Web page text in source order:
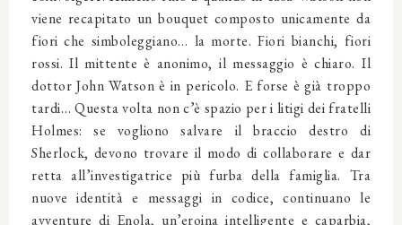
viene recapitato un bouquet composto unicamente da
fiori che simboleggiano… la morte. Fiori bianchi, fiori
rossi. Il mittente è anonimo, il messaggio è chiaro. Il
dottor John Watson è in pericolo. E forse è già troppo
tardi… Questa volta non c’è spazio per i litigi dei fratelli
Holmes: se vogliono salvare il braccio destro di
Sherlock, devono trovare il modo di collaborare e dar
retta all’investigatrice più furba della famiglia. Tra
nuove identità e messaggi in codice, continuano le
avventure di Enola, un’eroina intelligente e caparbia,